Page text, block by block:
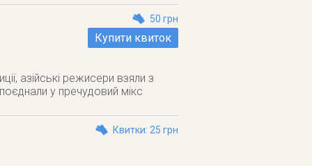
50 грн
Купити квиток
азійські режисери взяли з
у пречудовий мікс
Квитки: 25 грн